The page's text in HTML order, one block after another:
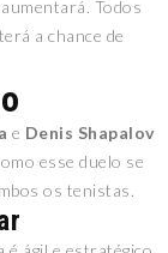
Todos
a chance de
e Denis Shapalov
esse duelo se
os tenistas.